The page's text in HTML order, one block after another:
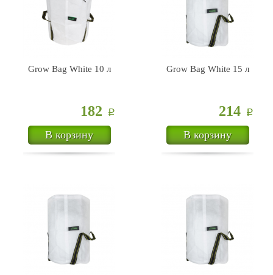
Grow Bag White 10 л
182 Р
В корзину
Grow Bag White 15 л
214 Р
В корзину